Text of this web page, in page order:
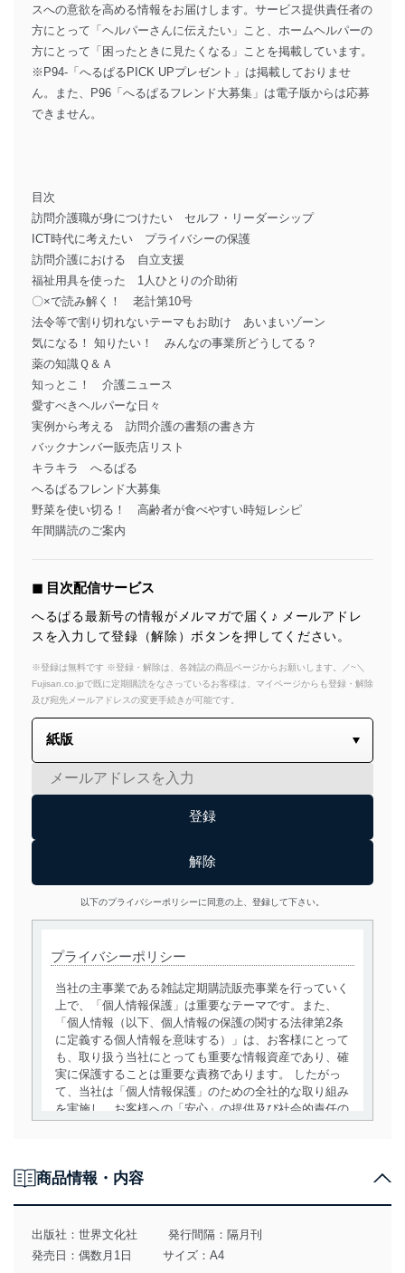
スへの意欲を高める情報をお届けします。サービス提供責任者の
方にとって「ヘルパーさんに伝えたい」こと、ホームヘルパーの
方にとって「困ったときに見たくなる」ことを掲載しています。
※P94-「へるぱるPICK UPプレゼント」は掲載しておりませ
ん。また、P96「へるぱるフレンド大募集」は電子版からは応募
できません。
目次
訪問介護職が身につけたい セルフ・リーダーシップ
ICT時代に考えたい プライバシーの保護
訪問介護における 自立支援
福祉用具を使った 1人ひとりの介助術
〇×で読み解く！ 老計第10号
法令等で割り切れないテーマもお助け あいまいゾーン
気になる！ 知りたい！ みんなの事業所どうしてる？
薬の知識Ｑ＆Ａ
知っとこ！ 介護ニュース
愛すべきヘルパーな日々
実例から考える 訪問介護の書類の書き方
バックナンバー販売店リスト
キラキラ へるぱる
へるぱるフレンド大募集
野菜を使い切る！ 高齢者が食べやすい時短レシピ
年間購読のご案内
◼︎ 目次配信サービス
へるぱる最新号の情報がメルマガで届く♪ メールアドレ
スを入力して登録（解除）ボタンを押してください。
※登録は無料です ※登録・解除は、各雑誌の商品ページからお願いします。／~＼
Fujisan.co.jpで既に定期購読をなさっているお客様は、マイページからも登録・解除
及び宛先メールアドレスの変更手続きが可能です。
以下のプライバシーポリシーに同意の上、登録して下さい。
プライバシーポリシー
当社の主事業である雑誌定期購読販売事業を行っていく
上で、「個人情報保護」は重要なテーマです。また、
「個人情報（以下、個人情報の保護の関する法律第2条
に定義する個人情報を意味する）」は、お客様にとって
も、取り扱う当社にとっても重要な情報資産であり、確
実に保護することは重要な責務であります。 したがっ
て、当社は「個人情報保護」のための全社的な取り組み
を実施し、お客様への「安心」の提供及び社会的責任の
用目的を明確にし、本人の同意を得たうえで利用目的の
達成に必要な範囲内で適法かつ公正な手段によって取
得・利用・提供を行います。また、当社が保有している
個人情報は、同意を得ずに目的外利用、第三者への提
商品情報・内容
出版社： 世界文化社
発行間隔：隔月刊
発売日：偶数月1日
サイズ：A4